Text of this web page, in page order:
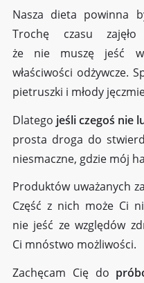
Nasza dieta powinna
Trochę czasu
że nie muszę jeść
właściwości odżywcze.
pietruszki i młody
Dlatego jeśli czegoś nie
prosta droga do
niesmaczne, gdzie mój
Produktów uważanych
Część z nich może Ci
nie jeść ze względów
Ci mnóstwo możliwości.
Zachęcam Cię do